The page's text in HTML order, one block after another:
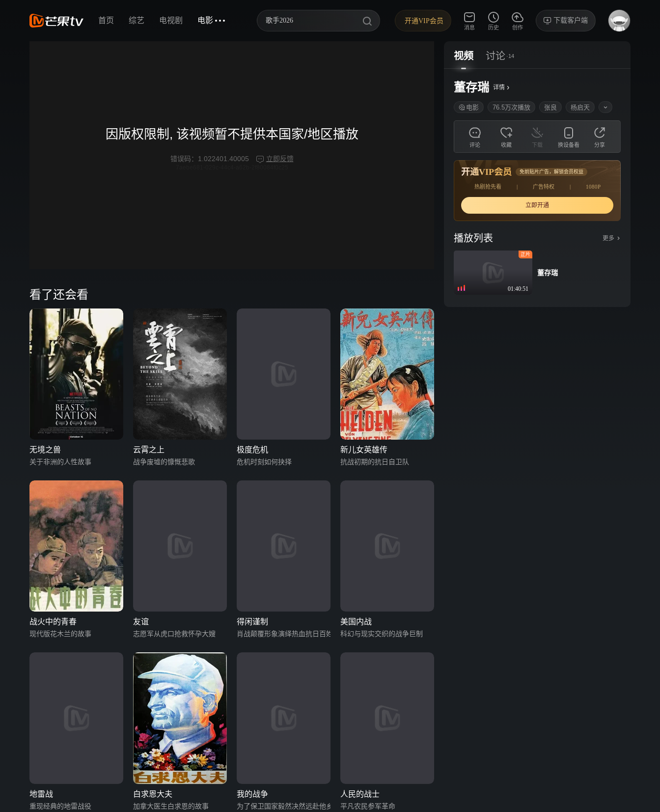
首页 综艺 电视剧 电影 歌手2026
忙忙碌碌寻宝藏2
开通VIP会员
消息 历史 创作
下载客户端
因版权限制, 该视频暂不提供本国家/地区播放
错误码： 1.022401.40005 立即反馈
看了还会看
无境之兽
关于非洲的人性故事
云霄之上
战争废墟的慷慨悲歌
极度危机
危机时刻如何抉择
新儿女英雄传
抗战初期的抗日自卫队
战火中的青春
现代版花木兰的故事
友谊
志愿军从虎口抢救怀孕大嫂
得闲谨制
肖战颠覆形象演绎热血抗日百姓
美国内战
科幻与现实交织的战争巨制
地雷战
重现经典的地雷战役
白求恩大夫
加拿大医生白求恩的故事
我的战争
为了保卫国家毅然决然远赴他乡
人民的战士
平凡农民参军革命
视频 讨论 ·14
董存瑞 详情 ›
电影 76.5万次播放 张良 杨启天
评论 收藏 下载 换设备看 分享
开通VIP会员 免前贴片广告，解锁会员权益
热剧抢先看 | 广告特权 | 1080P
立即开通
播放列表 更多
01:40:51
正片
董存瑞